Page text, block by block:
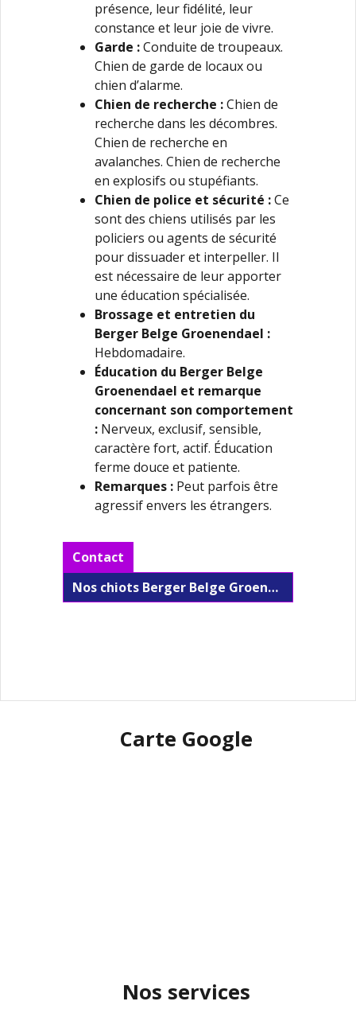
présence, leur fidélité, leur
constance et leur joie de vivre.
Garde :Conduite de troupeaux.
Chien de garde de locaux ou
chien d’alarme.
Chien de recherche :Chien de
recherche dans les décombres.
Chien de recherche en
avalanches. Chien de recherche
en explosifs ou stupéfiants.
Chien de police et sécurité :Ce
sont des chiens utilisés par les
policiers ou agents de sécurité
pour dissuader et interpeller. Il
est nécessaire de leur apporter
une éducation spécialisée.
Brossage et entretien du
Berger Belge Groenendael :
Hebdomadaire.
Éducation du Berger Belge
Groenendael et remarque
concernant son comportement
: Nerveux, exclusif, sensible,
caractère fort, actif. Éducation
ferme douce et patiente.
Remarques : Peut parfois être
agressif envers les étrangers.
Contact
Nos chiots Berger Belge Groenendael à vendre
Carte Google
Nos services